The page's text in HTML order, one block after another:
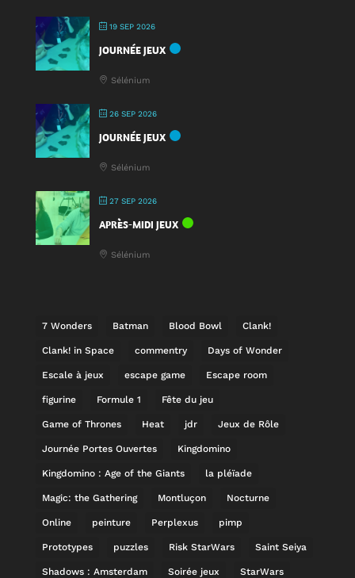
19 SEP 2026
JOURNÉE JEUX
Sélénium
26 SEP 2026
JOURNÉE JEUX
Sélénium
27 SEP 2026
APRÈS-MIDI JEUX
Sélénium
7 Wonders Batman Blood Bowl Clank!
Clank! in Space commentry Days of Wonder
Escale à jeux escape game Escape room
figurine Formule 1 Fête du jeu
Game of Thrones Heat jdr Jeux de Rôle
Journée Portes Ouvertes Kingdomino
Kingdomino : Age of the Giants la pléïade
Magic: the Gathering Montluçon Nocturne
Online peinture Perplexus pimp
Prototypes puzzles Risk StarWars Saint Seiya
Shadows : Amsterdam Soirée jeux StarWars